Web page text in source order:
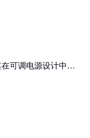
可调电源设计中的